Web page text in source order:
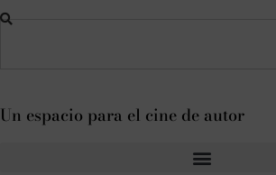
Un espacio para el cine de autor